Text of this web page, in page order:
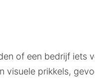
of een bedrijf iets
visuele prikkels,